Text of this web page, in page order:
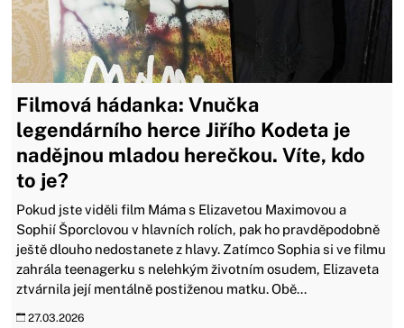
Filmová hádanka: Vnučka
legendárního herce Jiřího Kodeta je
nadějnou mladou herečkou. Víte, kdo
to je?
Pokud jste viděli film Máma s Elizavetou Maximovou a
Sophií Šporclovou v hlavních rolích, pak ho pravděpodobně
ještě dlouho nedostanete z hlavy. Zatímco Sophia si ve filmu
zahrála teenagerku s nelehkým životním osudem, Elizaveta
ztvárnila její mentálně postiženou matku. Obě...
27.03.2026